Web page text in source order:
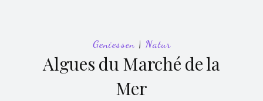
Geniessen| Natur
Algues du Marché de la
Mer